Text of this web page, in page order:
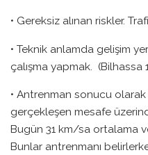
• Gereksiz alınan riskler.
• Teknik anlamda gelişim
çalışma yapmak. (Bilhassa
• Antrenman sonucu olarak
gerçekleşen mesafe
Bugün 31 km/sa ortalama
Bunlar antrenmanı